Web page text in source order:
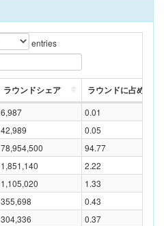
entries
ラウンドシェア ラウンドに占める割
6,987
0.01
42,989
0.05
78,954,500
94.77
1,851,140
2.22
1,105,020
1.33
355,698
0.43
304,336
0.37